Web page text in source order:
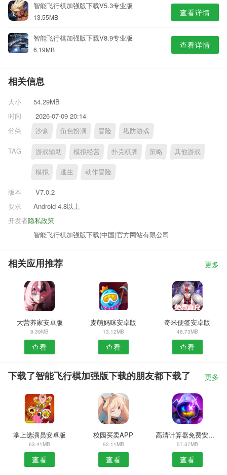
智能飞行棋加强版下载V5.3专业版
13.55MB 查看详情
智能飞行棋加强版下载V8.9专业版
6.19MB 查看详情
相关信息
大小
54.29MB
时间
2026-07-09 20:14
分类
沙盒 角色扮演 冒险 塔防游戏
TAG 游戏辅助 模拟经营 扑克棋牌 策略 其他游戏
模拟 逃生 动作冒险
版本
V7.0.2
要求
Android 4.8以上
隐私政策
开发者
智能飞行棋加强版下载(中国)官方网站有限公司
相关应用推荐 更多
大营养家安卓版
9.39MB
查看
麦萌妈咪安卓版
13.12MB
查看
奇米便签安卓版
48.73MB
查看
下载了智能飞行棋加强版下载的朋友都下载了 更多
掌上选演员安卓版
63.41MB
查看
校园买卖APP
92.11MB
查看
高清计算器免费安卓版
57.37MB
查看